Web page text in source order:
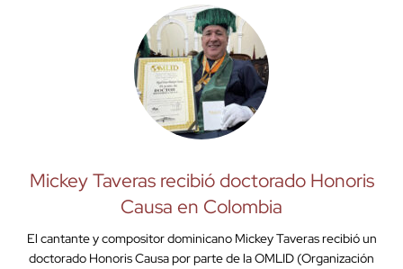
Mickey Taveras recibió doctorado Honoris
Causa en Colombia
El cantante y compositor dominicano Mickey Taveras recibió un
doctorado Honoris Causa por parte de la OMLID (Organización